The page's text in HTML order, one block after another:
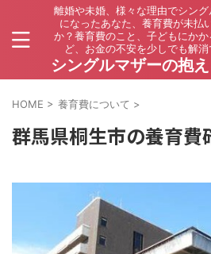
離婚や未婚、様々な理由でシン
になったあなた、養育費が未払
か？養育費のこと、子どもにか
ど、お金の不安を少しでも解
シングルマザーの抱
HOME > 養育費について >
群馬県桐生市の養育費